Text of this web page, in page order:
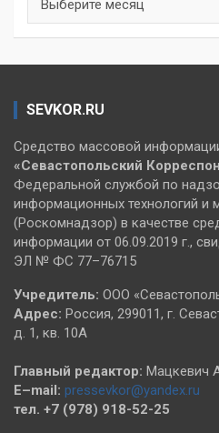
SEVKOR.RU
Средство массовой
«Севастопольский
Федеральной службой по
информационных технологий и
(Роскомнадзор) в качестве
информации от 06.09.2019 г.,
ЭЛ № ФС 77–76715
Учредитель: ООО
Адрес: Россия, 299011, г.
д. 1, кв. 10А
Главный редактор: Мацкевич
E–mail: pressevkor@yandex.ru
тел. +7 (978) 918-52-25